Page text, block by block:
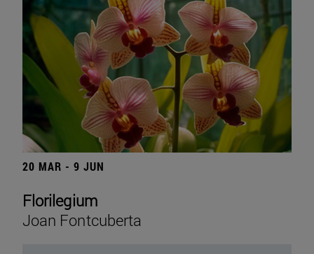
20 MAR - 9 JUN
Florilegium
Joan Fontcuberta